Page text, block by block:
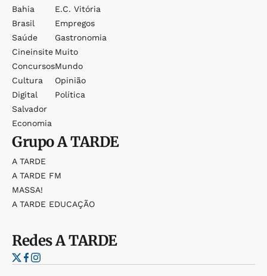
Bahia
Brasil
Saúde
Cineinsite
Concursos
Cultura
Digital
Salvador
Economia
E.c. Vitória
Empregos
Gastronomia
Muito
Mundo
Opinião
Política
GrupoA TARDE
A TARDE
A TARDE FM
MASSA!
A TARDE EDUCAÇÃO
RedesA TARDE